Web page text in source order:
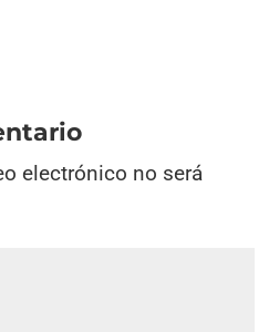
electrónico no será